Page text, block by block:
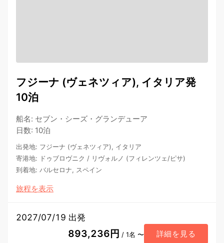
フジーナ (ヴェネツィア), イタリア発
10泊
船名: セブン・シーズ・グランデューア
日数: 10泊
出発地: フジーナ (ヴェネツィア), イタリア
寄港地: ドゥブロヴニク / リヴォルノ (フィレンツェ/ピサ)
到着地: バルセロナ, スペイン
旅程を表示
2027/07/19 出発
893,236円 / 1名 〜 詳細を見る